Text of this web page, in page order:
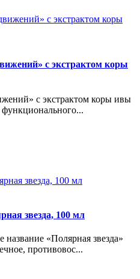
с экстрактом коры
с экстрактом коры ивы
звезда, 100 мл
«Полярная звезда»
противовос...